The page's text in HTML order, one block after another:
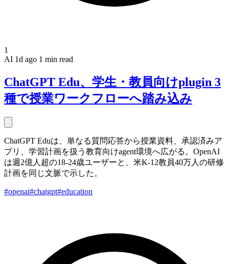
1
AI 1d ago 1 min read
ChatGPT Edu、学生・教員向けplugin 3
種で授業ワークフローへ踏み込み
ChatGPT Eduは、単なる質問応答から授業資料、承認済みア
プリ、学習計画を扱う教育向けagent環境へ広がる。OpenAI
は週2億人超の18-24歳ユーザーと、米K-12教員40万人の研修
計画を同じ文脈で示した。
#openai#chatgpt#education